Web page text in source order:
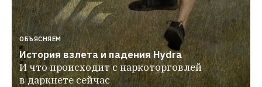
ОБЪЯСНЯЕМ
История взлета и падения Hydra
И что происходит с наркоторговлей
в даркнете сейчас